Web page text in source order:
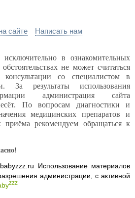
сайте Написать нам
исключительно в ознакомительных
не может считаться
консультации со специалистом в
За результаты использования
администрация сайта
По вопросам диагностики и
медицинских препаратов и
рекомендуем обращаться к
Использование материалов
администрации, с активной
zzz